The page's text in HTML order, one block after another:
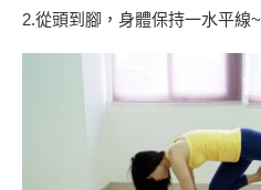
2.從頭到腳，身體保持一水平線~